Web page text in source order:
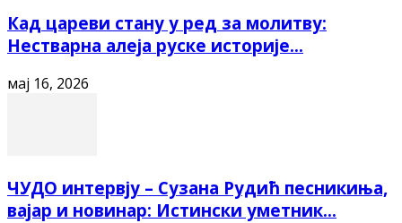
Кад цареви стану у ред за молитву:
Нестварна алеја руске историје...
мај 16, 2026
ЧУДО интервју – Сузана Рудић песникиња,
вајар и новинар: Истински уметник...